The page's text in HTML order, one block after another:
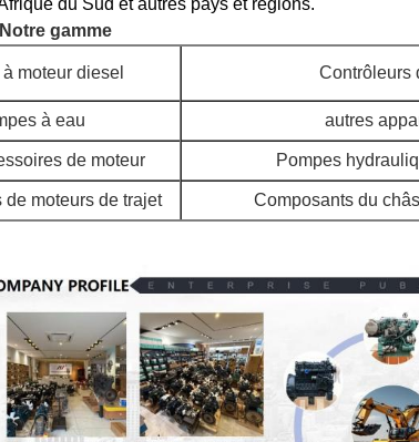
du Sud et autres pays et régions.
Notre gamme
moteur diesel Contrôleurs
à eau autres
de moteur Pompes
moteurs de trajet Composants du